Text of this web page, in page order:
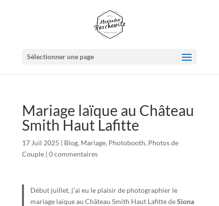
Sélectionner une page
Mariage laïque au Château
Smith Haut Lafitte
17 Juil 2025 | Blog, Mariage, Photobooth, Photos de
Couple| 0 commentaires
Début juillet, j’ai eu le plaisir de photographier le
mariage laïque au Château Smith Haut Lafitte deSiona